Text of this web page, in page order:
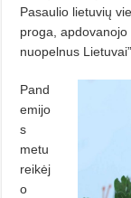
Pasaulio lie­tuvių
proga, apdovanojo
nuopelnus Lietuvai”.
Pand
emijo
s
metu
reikėj
o